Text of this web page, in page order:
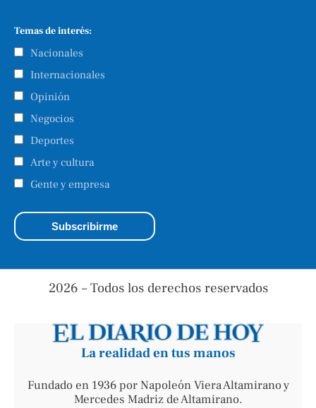
Temas de interés:
Nacionales
Internacionales
Opinión
Negocios
Deportes
Arte y cultura
Gente y empresa
2026 – Todos los derechos reservados
La realidad en tus manos
Fundado en 1936 por Napoleón Viera Altamirano y
Mercedes Madriz de Altamirano.